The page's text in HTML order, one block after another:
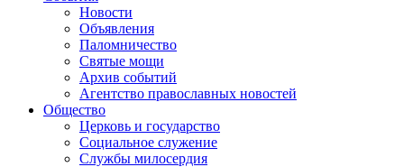
Новости
Объявления
Паломничество
Святые мощи
Архив событий
Агентство православных новостей
Общество
Церковь и государство
Социальное служение
Службы милосердия